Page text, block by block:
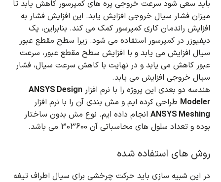
باید سعی شود سرعت خروجی پره های کمپرسور کاهش یابد تا
میزان فشار سیال خروجی افزایش یابد. این افزایش فشار به
افزایش راندمان کاری کمپرسور کمک می کند. بنابراین، یک
دیفیوزر در کمپرسور استفاده می شود. زیرا سطح مقطع عبور
سیال افزایش می یابد و با افزایش سطح مقطع عبور، سرعت
عبور کاهش می یابد و در نهایت با کاهش سرعت سیال، فشار
سیال خروجی افزایش می یابد.
هندسه دو بعدی این پروژه را با نرم افزارANSYS Design
Modeler طراحی کرده ایم و مش بندی آن را با نرم افزار
ANSYS Meshing انجام داده ایم. نوع مش بدون ساختار
بوده و تعداد سلول های محاسباتی آن 303600 می باشد.
روش های استفاده شده
در این شبیه سازی باید حرکت چرخشی برای سیال اطراف تیغه